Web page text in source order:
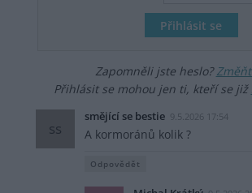
Zapomněli jste heslo?
Přihlásit se mohou jen ti, kteří se již
ss
smějící se bestie 9.5.2026 17:54
A kormoránů kolik ?
Odpovědět